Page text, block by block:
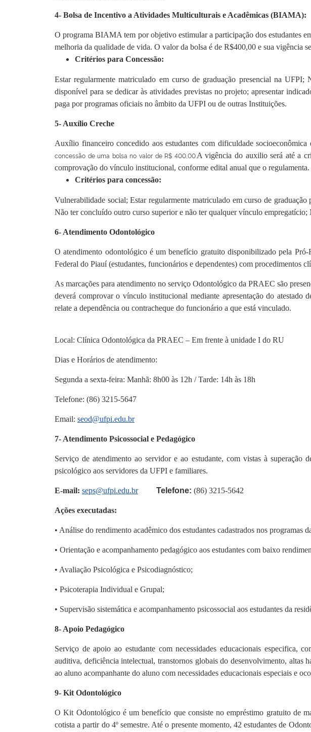
4- Bolsa de Incentivo a Atividades Multiculturais e Acadêmicas (BIAMA):
O programa BIAMA tem por objetivo estimular a participação dos estudantes
melhoria da qualidade de vida. O valor da bolsa é de R$400,00 e sua vigência
Critérios para Concessão:
Estar regularmente matriculado em curso de graduação presencial na
disponível para se dedicar às atividades previstas no projeto; apresentar
paga por programas oficiais no âmbito da UFPI ou de outras Instituições.
5- Auxílio Creche
Auxílio financeiro concedido aos estudantes com dificuldade
concessão de uma bolsa no valor de R$ 400,00.A vigência do auxilio será até a
comprovação do vínculo institucional, conforme edital anual que o regulamenta.
Critérios para concessão:
Vulnerabilidade social; Estar regularmente matriculado em curso de
Não ter concluído outro curso superior e não ter qualquer vínculo
6- Atendimento Odontológico
O atendimento odontológico é um benefício gratuito disponibilizado pela
Federal do Piauí (estudantes, funcionários e dependentes) com procedimentos
As marcações para atendimento no serviço Odontológico da PRAEC são
deverá comprovar o vínculo institucional mediante apresentação do atestado
relate a dependência ou contracheque do funcionário a que está vinculado.
Local: Clínica Odontológica da PRAEC – Em frente à unidade I do RU
Dias e Horários de atendimento:
Segunda a sexta-feira: Manhã: 8h00 às 12h / Tarde: 14h às 18h
Telefone: (86) 3215-5647
Email: seod@ufpi.edu.br
7- Atendimento Psicossocial e Pedagógico
Serviço de atendimento ao servidor e ao estudante, com vistas à
psicológico aos servidores da UFPI e familiares.
E-mail: seps@ufpi.edu.br Telefone: (86) 3215-5642
Ações executadas:
• Análise do rendimento acadêmico dos estudantes cadastrados nos
• Orientação e acompanhamento pedagógico aos estudantes com baixo
• Avaliação Psicológica e Psicodiagnóstico;
• Psicoterapia Individual e Grupal;
• Supervisão sistemática e acompanhamento psicossocial aos estudantes da
8- Apoio Pedagógico
Serviço de apoio ao estudante com necessidades educacionais especifica,
auditiva, deficiência intelectual, transtornos globais do desenvolvimento, altas
ao aluno acompanhante do aluno com necessidades educacionais especiais e
9- Kit Odontológico
O Kit Odontológico é um benefício que consiste no empréstimo gratuito de
cotista a partir do 4º semestre. Até o presente momento, 42 estudantes de